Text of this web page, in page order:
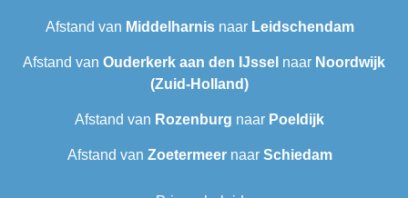
Afstand van Middelharnisnaar Leidschendam
Afstand van Ouderkerk aan den IJssel naar Noordwijk
(Zuid-Holland)
Afstand van Rozenburg naar Poeldijk
Afstand van Zoetermeernaar Schiedam